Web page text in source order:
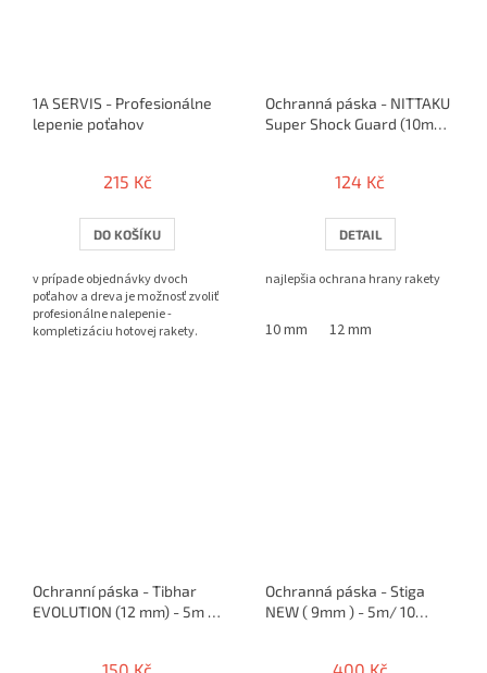
1A SERVIS - Profesionálne
lepenie poťahov
215 Kč
DO KOŠÍKU
v prípade objednávky dvoch
poťahov a dreva je možnosť zvoliť
profesionálne nalepenie -
kompletizáciu hotovej rakety.
Ochranná páska - NITTAKU
Super Shock Guard (10mm
124 Kč
DETAIL
najlepšia ochrana hrany rakety
10 mm 12 mm
Ochranní páska - Tibhar
EVOLUTION (12 mm) - 5m /
Ochranná páska - Stiga
NEW ( 9mm ) - 5m/ 10